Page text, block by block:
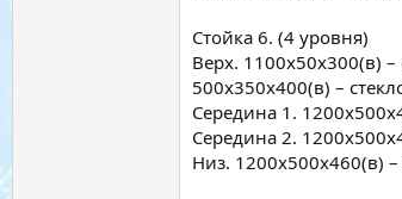
Стойка 6. (4 уровня)
Верх. 1100х50х300(в) –
500х350х400(в) –
Середина 1.
Середина 2.
Низ. 1200х500х460(в)